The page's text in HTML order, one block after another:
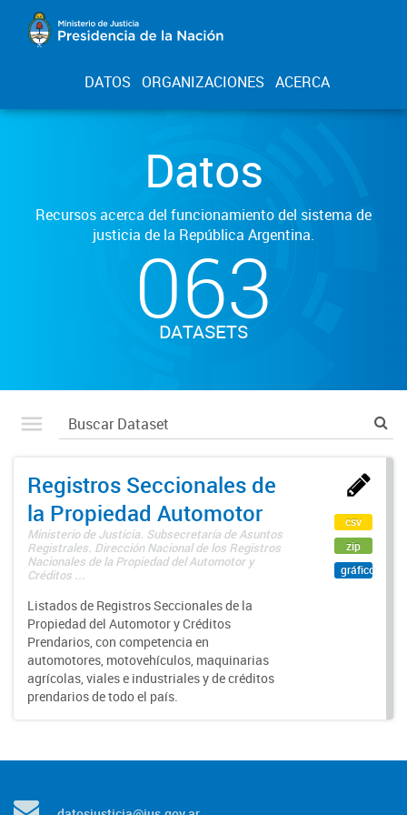
DATOS ORGANIZACIONES ACERCA
Datos
Recursos acerca del funcionamiento del sistema de
justicia de la República Argentina.
063
DATASETS
Registros Seccionales de
la Propiedad Automotor
Ministerio de Justicia. Subsecretaría de Asuntos
Registrales. Dirección Nacional de los Registros
Nacionales de la Propiedad del Automotor y
Créditos ...
Listados de Registros Seccionales de la
Propiedad del Automotor y Créditos
Prendarios, con competencia en
automotores, motovehículos, maquinarias
agrícolas, viales e industriales y de créditos
prendarios de todo el país.
csv
zip
gráfico